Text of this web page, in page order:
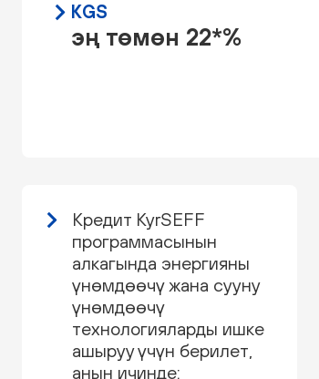
KGS
эң төмөн 22*%
Кредит KyrSEFF
программасынын
алкагында энергияны
үнөмдөөчү жана сууну
үнөмдөөчү
технологияларды ишке
ашыруу үчүн берилет,
анын ичинде: